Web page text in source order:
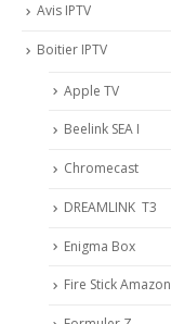
Avis IPTV
Boitier IPTV
Apple TV
Beelink SEA I
Chromecast
DREAMLINK T3
Enigma Box
Fire Stick Amazon